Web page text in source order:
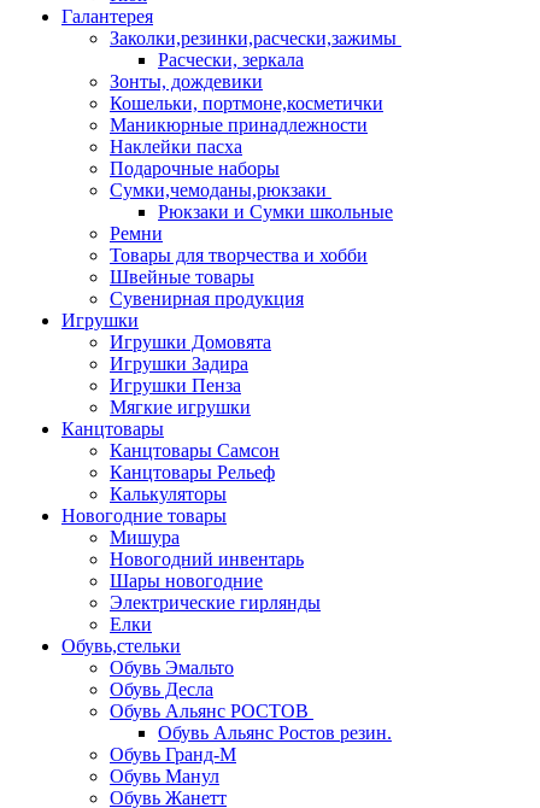
Галантерея
Заколки,резинки,расчески,зажимы
Расчески, зеркала
Зонты, дождевики
Кошельки, портмоне,косметички
Маникюрные принадлежности
Наклейки пасха
Подарочные наборы
Сумки,чемоданы,рюкзаки
Рюкзаки и Сумки школьные
Ремни
Товары для творчества и хобби
Швейные товары
Сувенирная продукция
Игрушки
Игрушки Домовята
Игрушки Задира
Игрушки Пенза
Мягкие игрушки
Канцтовары
Канцтовары Самсон
Канцтовары Рельеф
Калькуляторы
Новогодние товары
Мишура
Новогодний инвентарь
Шары новогодние
Электрические гирлянды
Елки
Обувь,стельки
Обувь Эмальто
Обувь Десла
Обувь Альянс РОСТОВ
Обувь Альянс Ростов резин.
Обувь Гранд-М
Обувь Манул
Обувь Жанетт